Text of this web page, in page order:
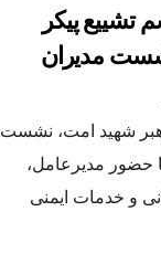
تشییع پیکر
مدیران
شهید امت، نشست
حضور مدیرعامل،
و خدمات ایمنی